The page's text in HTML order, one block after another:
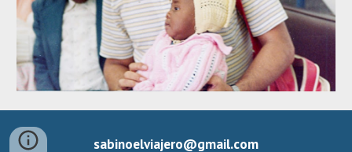
sabinoelviajero@gmail.com